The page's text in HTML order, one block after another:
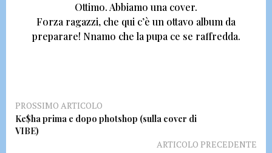
Ottimo. Abbiamo una cover.
Forza ragazzi, che qui c’è un ottavo album da
preparare! Nnamo che la pupa ce se raffredda.
PROSSIMO ARTICOLO
Ke$ha prima e dopo photshop (sulla cover di
VIBE)
ARTICOLO PRECEDENTE